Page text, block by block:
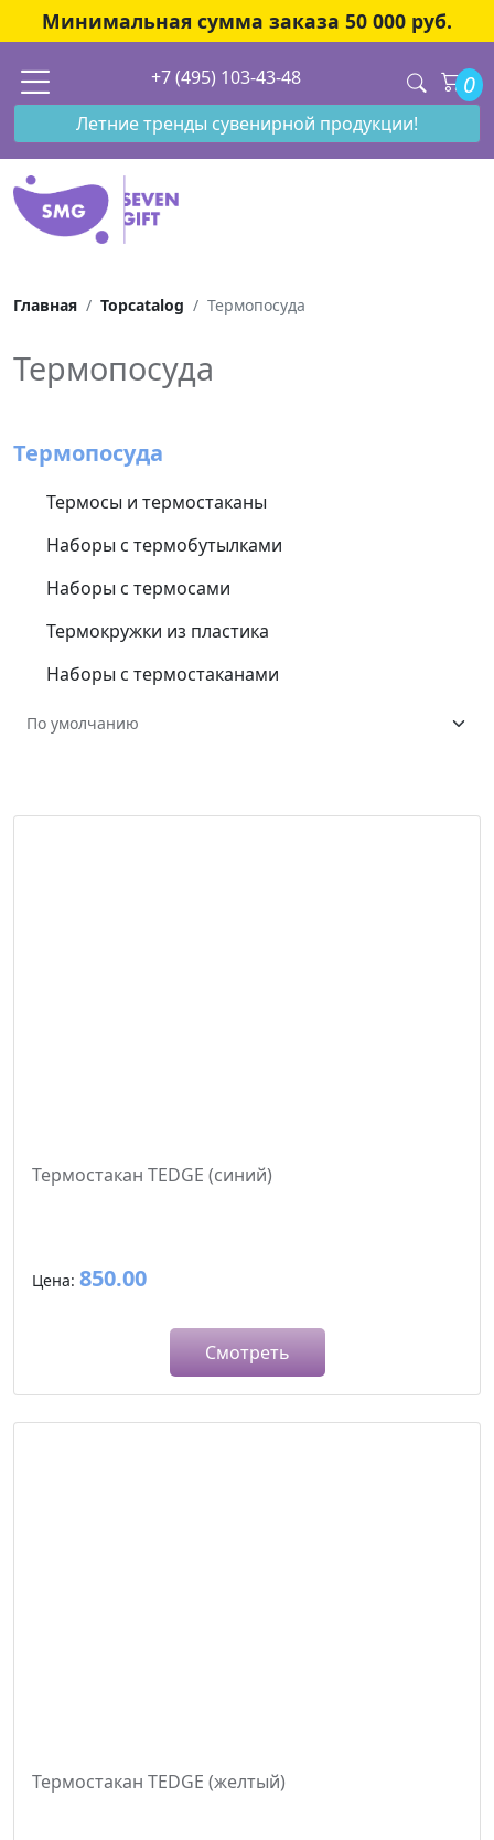
Минимальная сумма заказа 50 000 руб.
+7 (495) 103-43-48 0
Летние тренды сувенирной продукции!
Главная Topcatalog Термопосуда
Термопосуда
Термопосуда
Термосы и термостаканы
Наборы с термобутылками
Наборы с термосами
Термокружки из пластика
Наборы с термостаканами
Термостакан TEDGE (синий)
Цена: 850.00
Смотреть
Термостакан TEDGE (желтый)